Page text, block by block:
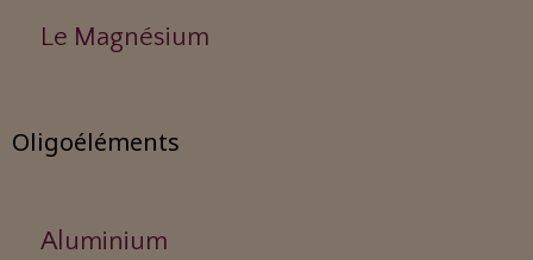
Le Magnésium
Oligoéléments
Aluminium